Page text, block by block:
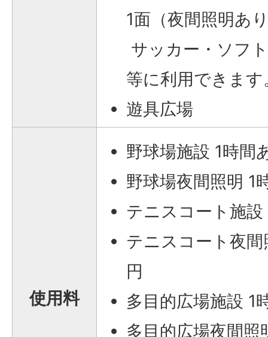
1面（夜間照明あ
サッカー・ソフ
等に利用できます
遊具広場
使用料
野球場施設 1時間
野球場夜間照明 1
テニスコート施
テニスコート夜
円
多目的広場施設 1
多目的広場夜間